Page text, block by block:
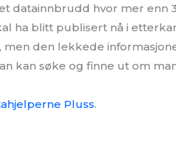
datainnbrudd hvor mer enn
ha blitt publisert nå i
den lekkede
kan søke og finne ut om
Pluss.